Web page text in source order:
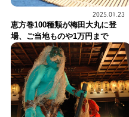
2025.01.23
恵方巻100種類が梅田大丸に登
場、ご当地ものや1万円まで